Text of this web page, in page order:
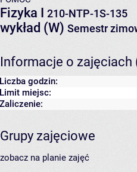
Fizyka I 210-NTP-1S-135
wykład (W) Semestr
Informacje o
Liczba godzin:
Limit miejsc:
Zaliczenie:
Grupy zajęciowe
zobacz na planie zajęć